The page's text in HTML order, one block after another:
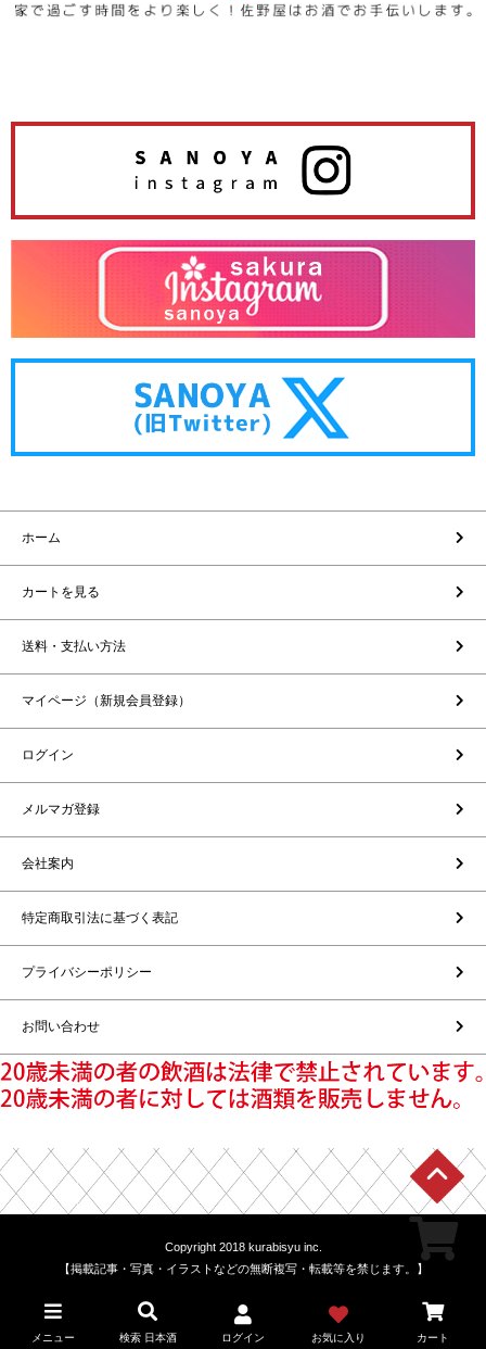
ホーム
カートを見る
送料・支払い方法
マイページ（新規会員登録）
ログイン
メルマガ登録
会社案内
特定商取引法に基づく表記
プライバシーポリシー
お問い合わせ
Copyright 2018 kurabisyu inc.
【掲載記事・写真・イラストなどの無断複写・転載等を禁じます。】
メニュー 検索 日本酒 ログイン お気に入り カート